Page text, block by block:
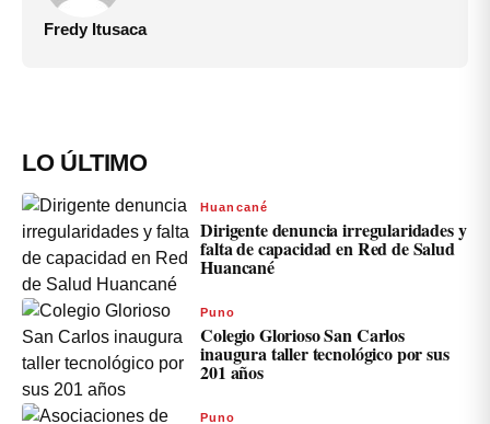
Fredy Itusaca
LO ÚLTIMO
Huancané
Dirigente denuncia irregularidades y
falta de capacidad en Red de Salud
Huancané
Puno
Colegio Glorioso San Carlos
inaugura taller tecnológico por sus
201 años
Puno